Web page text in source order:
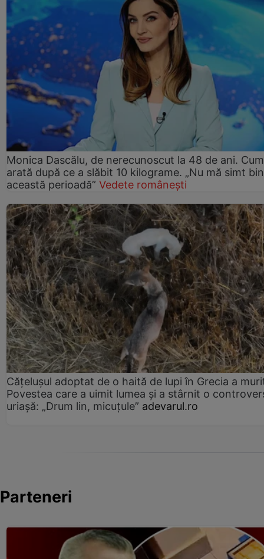
Monica Dascălu, de nerecunoscut la 48 de ani. Cum
arată după ce a slăbit 10 kilograme. „Nu mă simt
această perioadă” Vedete românești
Cățelușul adoptat de o haită de lupi în Grecia a
Povestea care a uimit lumea și a stârnit o
uriașă: „Drum lin, micuțule” adevarul.ro
Parteneri